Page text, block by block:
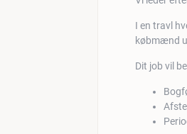
I en travl
købmænd
Dit job vil